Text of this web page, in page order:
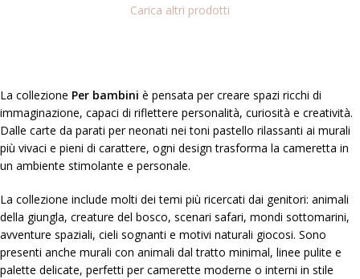
Carica altri prodotti
La collezione Per bambini è pensata per creare spazi ricchi di
immaginazione, capaci di riflettere personalità, curiosità e creatività.
Dalle carte da parati per neonati nei toni pastello rilassanti ai murali
più vivaci e pieni di carattere, ogni design trasforma la cameretta in
un ambiente stimolante e personale.
La collezione include molti dei temi più ricercati dai genitori: animali
della giungla, creature del bosco, scenari safari, mondi sottomarini,
avventure spaziali, cieli sognanti e motivi naturali giocosi. Sono
presenti anche murali con animali dal tratto minimal, linee pulite e
palette delicate, perfetti per camerette moderne o interni in stile